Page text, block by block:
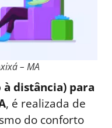
– MA
distância) para
, é realizada de
do conforto